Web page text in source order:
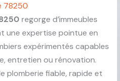
78250
regorge d’immeubles
une expertise pointue en
expérimentés capables
entretien ou rénovation.
plomberie fiable, rapide et